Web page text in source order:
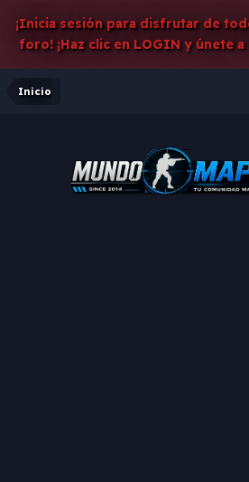
¡Inicia sesión para disfrutar de
foro! ¡Haz clic en LOGIN y únete
Inicio